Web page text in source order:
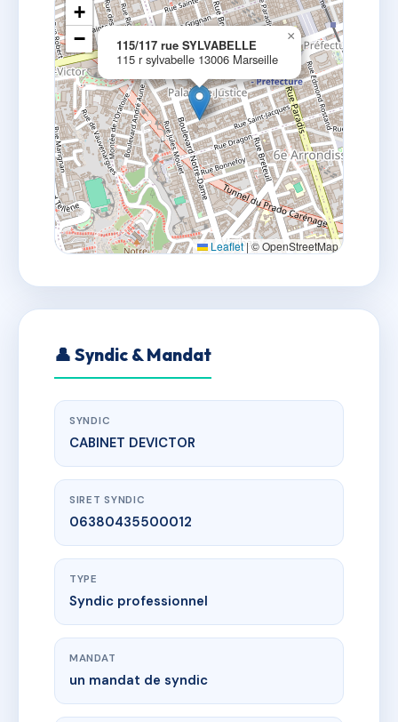
115/117 rue SYLVABELLE
115 r sylvabelle 13006 Marseille
×
+
−
Leaflet |© OpenStreetMap
👤 Syndic & Mandat
SYNDIC
CABINET DEVICTOR
SIRET SYNDIC
06380435500012
TYPE
Syndic professionnel
MANDAT
un mandat de syndic